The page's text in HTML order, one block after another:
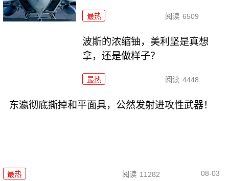
最热 阅读 6509
波斯的浓缩铀，美利坚是真想
拿，还是做样子？
最热 阅读 4448
东瀛彻底撕掉和平面具，公然发射进攻性武器！
最热 阅读 11282 08-03